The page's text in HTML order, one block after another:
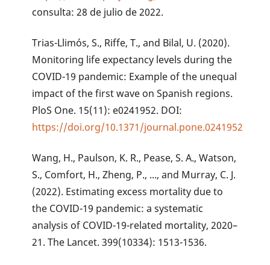
consulta: 28 de julio de 2022.
Trias-Llimós, S., Riffe, T., and Bilal, U. (2020).
Monitoring life expectancy levels during the
COVID-19 pandemic: Example of the unequal
impact of the first wave on Spanish regions.
PloS One. 15(11): e0241952. DOI:
https://doi.org/10.1371/journal.pone.0241952
Wang, H., Paulson, K. R., Pease, S. A., Watson,
S., Comfort, H., Zheng, P., ..., and Murray, C. J.
(2022). Estimating excess mortality due to
the COVID-19 pandemic: a systematic
analysis of COVID-19-related mortality, 2020–
21. The Lancet. 399(10334): 1513-1536.